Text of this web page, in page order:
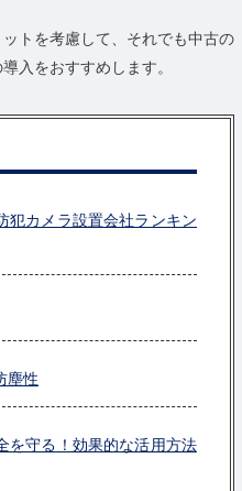
トを考慮して、それでも中古の
入をおすすめします。
犯カメラ設置会社ランキン
塵性
を守る！効果的な活用方法